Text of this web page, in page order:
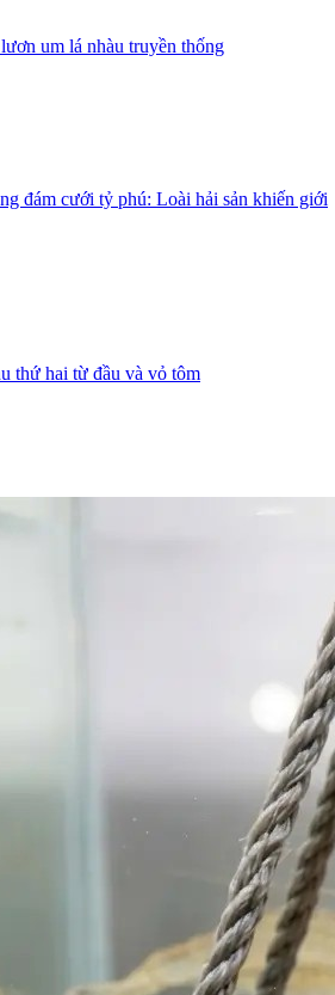
um lá nhàu truyền thống
đám cưới tỷ phú: Loài hải sản khiến giới
thứ hai từ đầu và vỏ tôm